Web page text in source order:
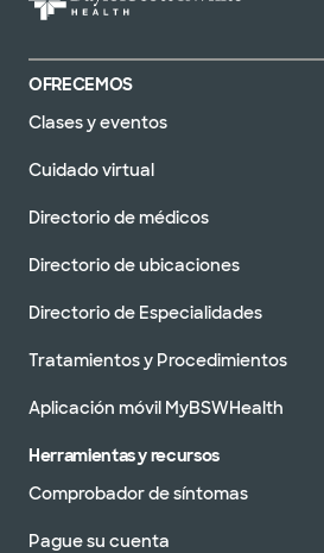
OFRECEMOS
Clases y eventos
Cuidado virtual
Directorio de médicos
Directorio de ubicaciones
Directorio de Especialidades
Tratamientos y Procedimientos
Aplicación móvil MyBSWHealth
Herramientas y recursos
Comprobador de síntomas
Pague su cuenta